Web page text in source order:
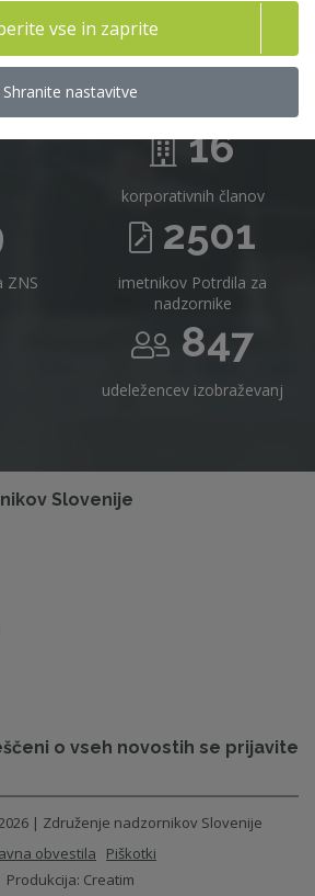
Slovenije v
številkah
16
korporativnih članov
ZNS
2501
imetnikov Potrdila za
nadzornike
847
udeležencev izobraževanj
Slovenije
o vseh novostih se prijavite
| Združenje nadzornikov Slovenije
obvestila
Piškotki
Produkcija: Creatim
vse in zaprite
Shranite nastavitve